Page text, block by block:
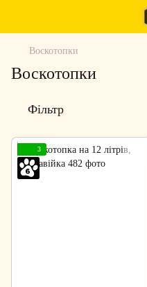
Воскотопки
Воскотопки
Фільтр
3